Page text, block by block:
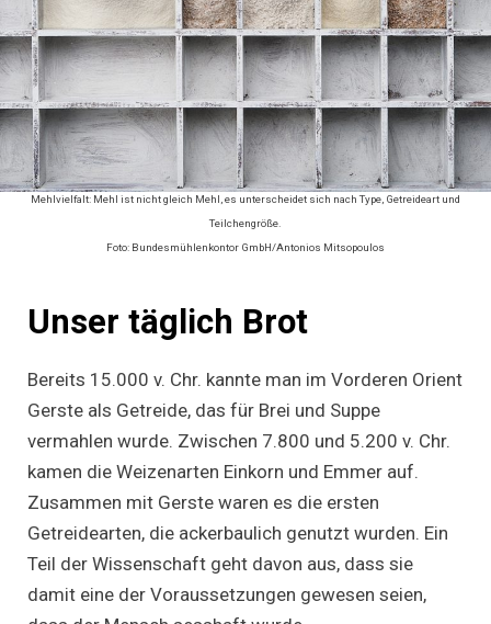
Mehlvielfalt: Mehl ist nicht gleich Mehl, es unterscheidet sich nach Type, Getreideart und
Teilchengröße.
Foto: Bundesmühlenkontor GmbH/Antonios Mitsopoulos
Unser täglich Brot
Bereits 15.000 v. Chr. kannte man im Vorderen Orient
Gerste als Getreide, das für Brei und Suppe
vermahlen wurde. Zwischen 7.800 und 5.200 v. Chr.
kamen die Weizenarten Einkorn und Emmer auf.
Zusammen mit Gerste waren es die ersten
Getreidearten, die ackerbaulich genutzt wurden. Ein
Teil der Wissenschaft geht davon aus, dass sie
damit eine der Voraussetzungen gewesen seien,